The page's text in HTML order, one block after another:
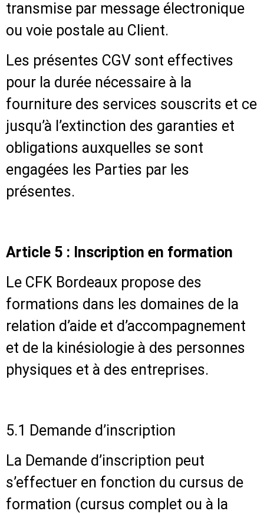
transmise par message électronique
ou voie postale au Client.
Les présentes CGV sont effectives
pour la durée nécessaire à la
fourniture des services souscrits et ce
jusqu’à l’extinction des garanties et
obligations auxquelles se sont
engagées les Parties par les
présentes.
Article 5 : Inscription en formation
Le CFK Bordeaux propose des
formations dans les domaines de la
relation d’aide et d’accompagnement
et de la kinésiologie à des personnes
physiques et à des entreprises.
5.1 Demande d’inscription
La Demande d’inscription peut
s’effectuer en fonction du cursus de
formation (cursus complet ou à la